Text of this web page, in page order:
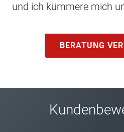
und ich kümmere mich
BERATUNG